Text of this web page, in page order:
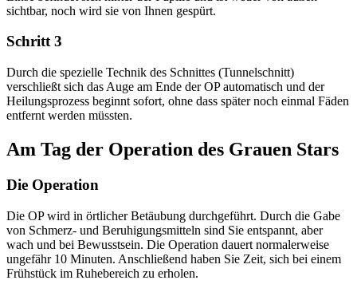
sichtbar, noch wird sie von Ihnen gespürt.
Schritt 3
Durch die spezielle Technik des Schnittes (Tunnelschnitt)
verschließt sich das Auge am Ende der OP automatisch und der
Heilungsprozess beginnt sofort, ohne dass später noch einmal Fäden
entfernt werden müssten.
Am Tag der Operation des Grauen Stars
Die Operation
Die OP wird in örtlicher Betäubung durchgeführt. Durch die Gabe
von Schmerz- und Beruhigungsmitteln sind Sie entspannt, aber
wach und bei Bewusstsein. Die Operation dauert normalerweise
ungefähr 10 Minuten. Anschließend haben Sie Zeit, sich bei einem
Frühstück im Ruhebereich zu erholen.